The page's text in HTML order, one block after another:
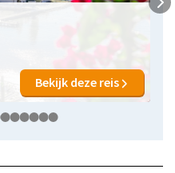
Bekijk deze reis